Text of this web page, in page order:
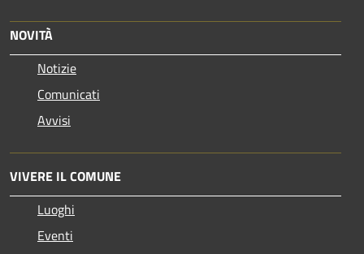
NOVITÀ
Notizie
Comunicati
Avvisi
VIVERE IL COMUNE
Luoghi
Eventi